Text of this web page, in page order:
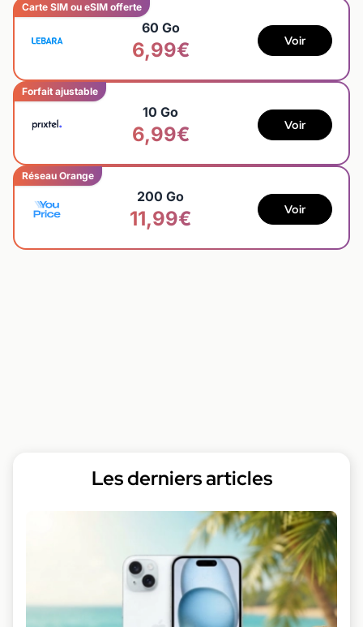
Carte SIM ou eSIM offerte
60 Go
6,99€ Voir
Forfait ajustable
10 Go
6,99€ Voir
Réseau Orange
200 Go
11,99€ Voir
Les derniers articles